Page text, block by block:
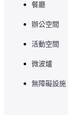
空調、衛星電視
【租賃設備】
熨褲機，熨斗
餐廳
辦公空間
活動空間
微波爐
無障礙設施